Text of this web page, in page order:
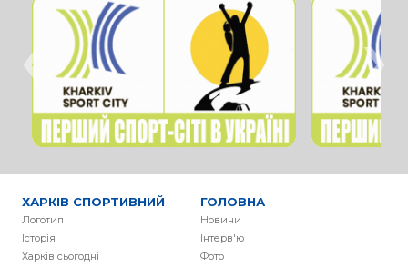
‹ ›
ХАРКІВ СПОРТИВНИЙ
Логотип
Історія
Харків сьогодні
ГОЛОВНА
Новини
Інтерв'ю
Фото